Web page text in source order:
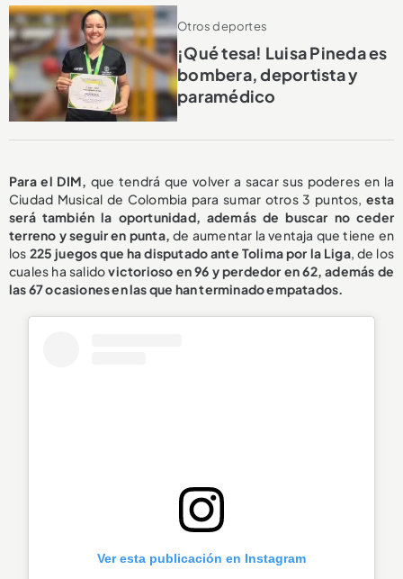
Otros deportes
¡Qué tesa! Luisa Pineda es
bombera, deportista y
paramédico
Para el DIM, que tendrá que volver a sacar sus poderes en la
Ciudad Musical de Colombia para sumar otros 3 puntos,esta
será también la oportunidad, además de buscar no ceder
terreno y seguir en punta, de aumentar la ventaja que tiene en
los 225 juegos que ha disputado ante Tolima por la Liga, de los
cuales ha salidovictorioso en 96 y perdedor en 62, además de
las 67 ocasiones en las que han terminado empatados.
Ver esta publicación en Instagram